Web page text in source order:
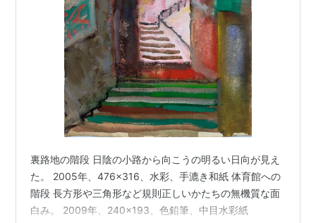
裏路地の階段 日陰の小路から向こうの明るい日向が見え
た。 2005年、476×316、水彩、手漉き和紙 体育館への
階段 長方形や三角形など規則正しいかたちの無機質な面
白み。 2009年、240×193、色鉛筆、中目水彩紙